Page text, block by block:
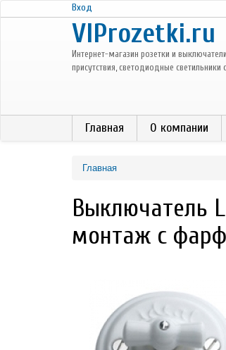
Перейти к основному содержанию
Вход
VIProzetki.ru
Интернет-магазин розетки и
присутствия, светодиодные
Главная О компании
Главная
Выключатель
монтаж с